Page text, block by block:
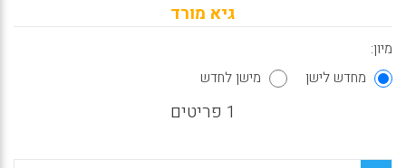
גיא מורד
מיון:
מחדש לישן
מישן לחדש
1 פריטים